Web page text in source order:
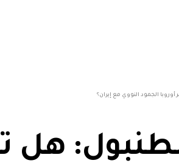
الجمود النووي مع إيران؟
هل